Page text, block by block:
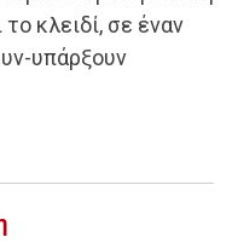
κλειδί, σε έναν
υπάρξουν